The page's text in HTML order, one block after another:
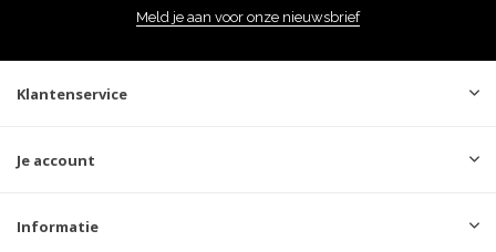
Meld je aan voor onze nieuwsbrief
Klantenservice
Je account
Informatie